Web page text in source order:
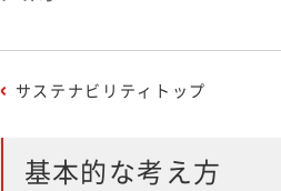
サステナビリティトップ
基本的な考え方